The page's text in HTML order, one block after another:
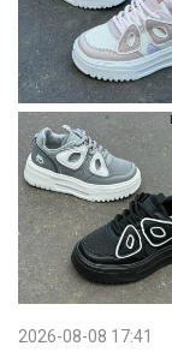
2026-08-08 17:41